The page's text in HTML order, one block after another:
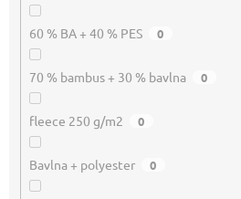
60 % BA + 40 % PES 0
70 % bambus + 30 % bavlna 0
fleece 250 g/m2 0
Bavlna + polyester 0